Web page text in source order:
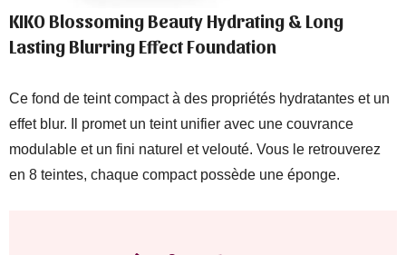
KIKO Blossoming Beauty Hydrating & Long
Lasting Blurring Effect Foundation
Ce fond de teint compact à des propriétés hydratantes et un
effet blur. Il promet un teint unifier avec une couvrance
modulable et un fini naturel et velouté. Vous le retrouverez
en 8 teintes, chaque compact possède une éponge.